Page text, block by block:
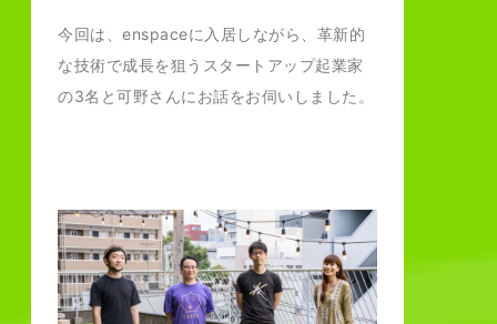
今回は、enspaceに入居しながら、革新的
な技術で成長を狙うスタートアップ起業家
の3名と可野さんにお話をお伺いしました。